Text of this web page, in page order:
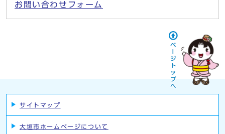
お問い合わせフォーム
サイトマップ
大垣市ホームページについて